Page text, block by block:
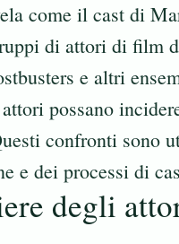
come il cast di
di attori di film
e altri
possano
confronti sono
e dei processi di
degli